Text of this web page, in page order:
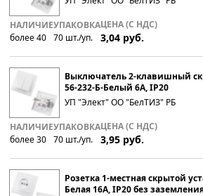
По наименованию
Популярности
Возрастанию цены
Убыванию цены
НАЛИЧИЕ
более 40
УПАКОВКА
70 шт./уп.
ЦЕНА (С НДС)
3,04 руб.
Выключатель 2-клавишный
56-232-Б-Белый 6А, IP20
УП "Элект" ОО "БелТИЗ" РБ
НАЛИЧИЕ
более 30
УПАКОВКА
70 шт./уп.
ЦЕНА (С НДС)
3,95 руб.
Розетка 1-местная скрытой
Белая 16А, IP20 без